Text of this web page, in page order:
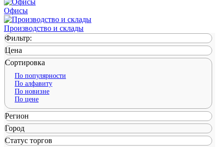
Офисы
Производство и склады
Фильтр:
Цена
Сортировка
По популярности
По алфавиту
По новизне
По цене
Регион
Город
Статус торгов